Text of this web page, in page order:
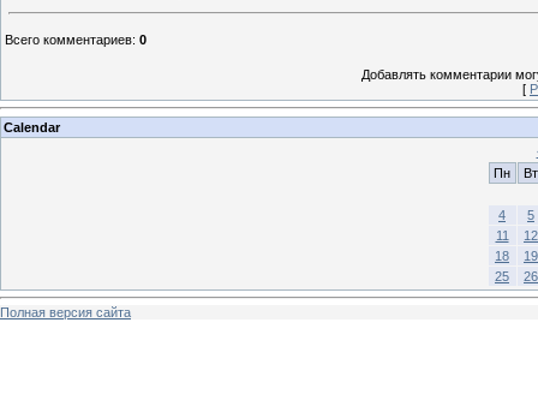
Всего комментариев: 0
Добавлять комментарии
[
Calendar
Пн
Вт
4
5
11
12
18
19
25
26
Полная версия сайта